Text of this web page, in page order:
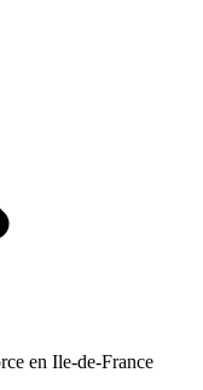
en Ile-de-France